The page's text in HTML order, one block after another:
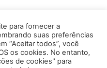
para fornecer a
suas preferências
“Aceitar todos”, você
os cookies. No entanto,
de cookies" para